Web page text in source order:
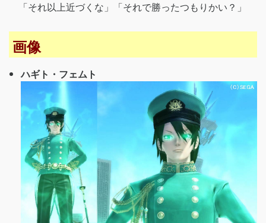
「それ以上近づくな」「それで勝ったつもりかい？」
画像
ハギト・フェムト